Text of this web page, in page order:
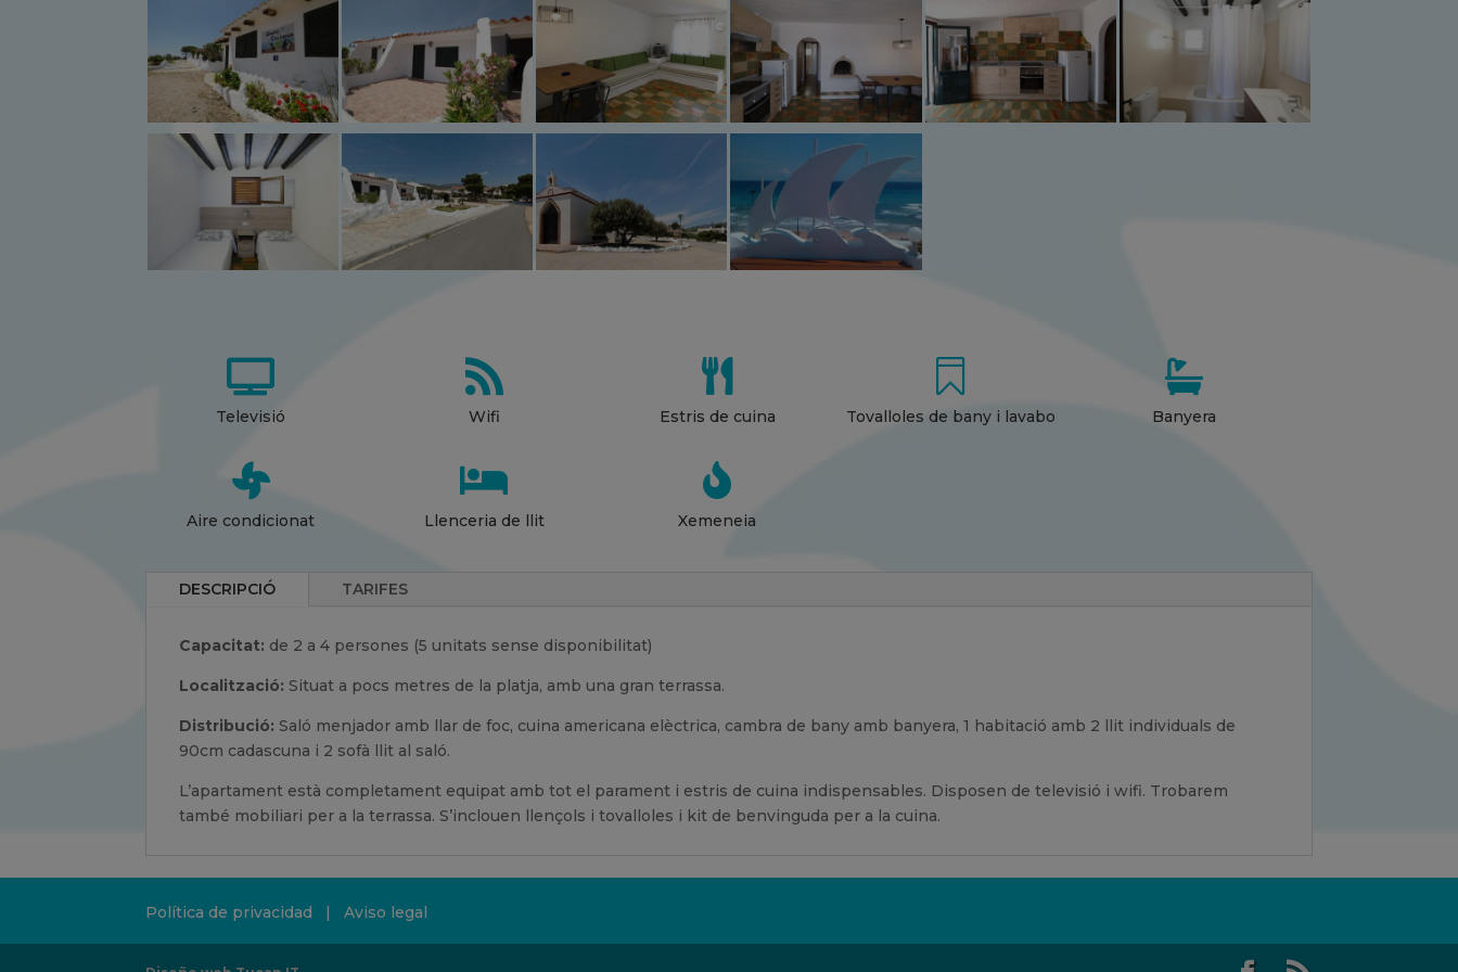

Televisió

Aire condicionat

Wifi

Llenceria de llit

Estris de cuina

Xemeneia

Tovalloles de bany i lavabo

Banyera
DESCRIPCIÓ TARIFES
Capacitat: de 2 a 4 persones (5 unitats sense disponibilitat)
Localització: Situat a pocs metres de la platja, amb una gran terrassa.
Distribució: Saló menjador amb llar de foc, cuina americana elèctrica, cambra de bany amb banyera, 1 habitació amb 2 llit individuals de
90cm cadascuna i 2 sofà llit al saló.
L’apartament està completament equipat amb tot el parament i estris de cuina indispensables. Disposen de televisió i wifi. Trobarem
també mobiliari per a la terrassa. S’inclouen llençols i tovalloles i kit de benvinguda per a la cuina.
Política de privacidad |Aviso legal